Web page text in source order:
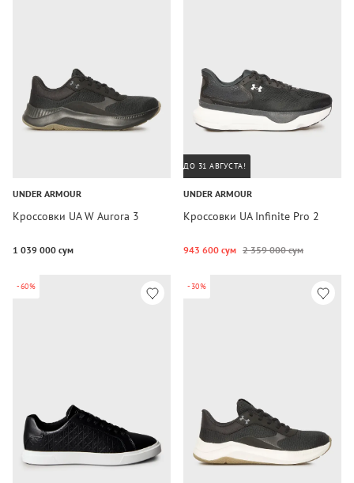
UNDER ARMOUR
Кроссовки UA W Aurora 3
1 039 000 сум
ДО 31 АВГУСТА!
UNDER ARMOUR
Кроссовки UA Infinite Pro 2
943 600 сум 2 359 000 сум
-60% -30%